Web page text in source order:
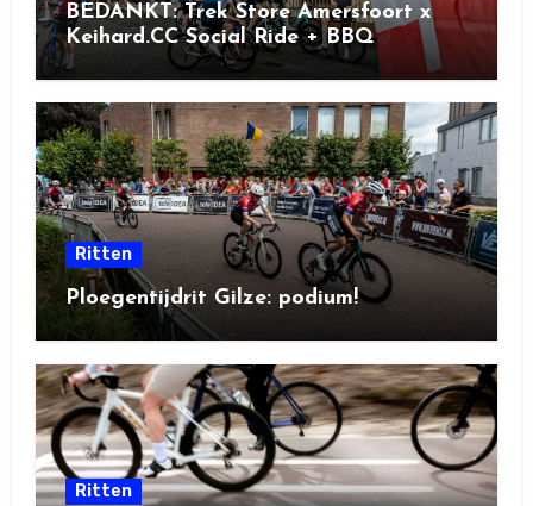
BEDANKT: Trek Store Amersfoort x
Keihard.CC Social Ride + BBQ
Ritten
Ploegentijdrit Gilze: podium!
Ritten